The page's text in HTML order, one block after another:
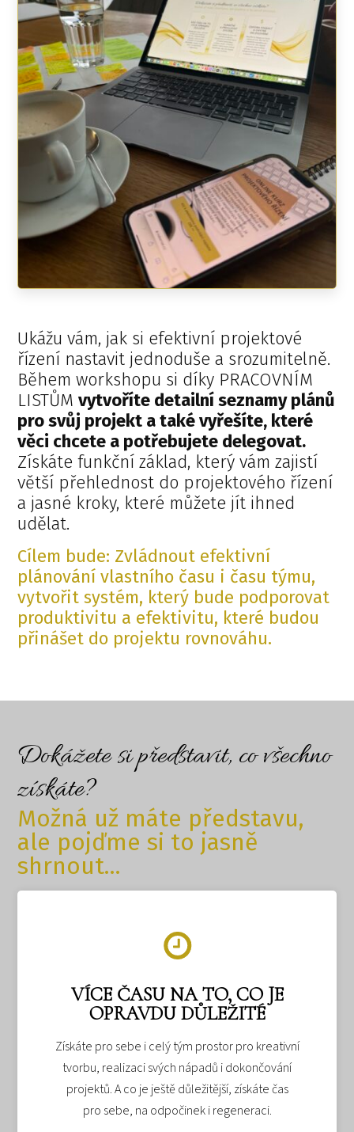
Ukážu vám, jak si efektivní projektové
řízení nastavit jednoduše a srozumitelně.
Během workshopu si díky PRACOVNÍM
LISTŮMvytvoříte detailní seznamy plánů
pro svůj projekt a také vyřešíte, které
věci chcete a potřebujete delegovat.
Získáte funkční základ, který vám zajistí
větší přehlednost do projektového řízení
a jasné kroky, které můžete jít ihned
udělat.
Cílem bude: Zvládnout efektivní
plánování vlastního času i času týmu,
vytvořit systém, který bude podporovat
produktivitu a efektivitu, které budou
přinášet do projektu rovnováhu.
Dokážete si představit, co všechno
získáte?
Možná už máte představu,
ale pojďme si to jasně
shrnout...
VÍCE ČASU NA TO, CO JE
OPRAVDU DŮLEŽITÉ
Získáte pro sebe i celý tým prostor pro kreativní
tvorbu, realizaci svých nápadů i dokončování
projektů. A co je ještě důležitější, získáte čas
pro sebe, na odpočinek i regeneraci.